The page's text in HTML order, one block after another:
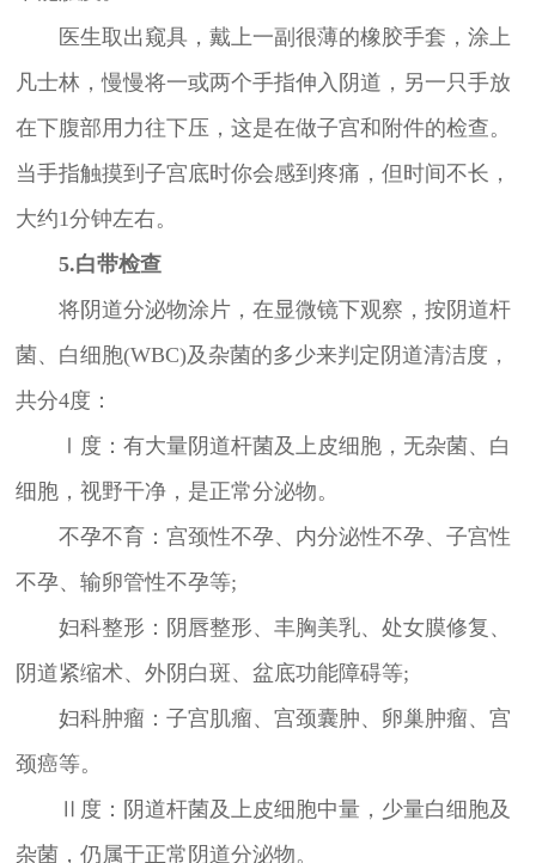
医生取出窥具，戴上一副很薄的橡胶手套，涂上
凡士林，慢慢将一或两个手指伸入阴道，另一只手放
在下腹部用力往下压，这是在做子宫和附件的检查。
当手指触摸到子宫底时你会感到疼痛，但时间不长，
大约1分钟左右。
5.白带检查
将阴道分泌物涂片，在显微镜下观察，按阴道杆
菌、白细胞(WBC)及杂菌的多少来判定阴道清洁度，
共分4度：
Ⅰ度：有大量阴道杆菌及上皮细胞，无杂菌、白
细胞，视野干净，是正常分泌物。
不孕不育：宫颈性不孕、内分泌性不孕、子宫性
不孕、输卵管性不孕等;
妇科整形：阴唇整形、丰胸美乳、处女膜修复、
阴道紧缩术、外阴白斑、盆底功能障碍等;
妇科肿瘤：子宫肌瘤、宫颈囊肿、卵巢肿瘤、宫
颈癌等。
Ⅱ度：阴道杆菌及上皮细胞中量，少量白细胞及
杂菌，仍属于正常阴道分泌物。